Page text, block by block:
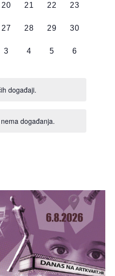
0
20
0
21
0
22
0
23
0
27
0
28
0
29
0
30
0
3
0
4
0
5
0
6
događaji.
događanja.